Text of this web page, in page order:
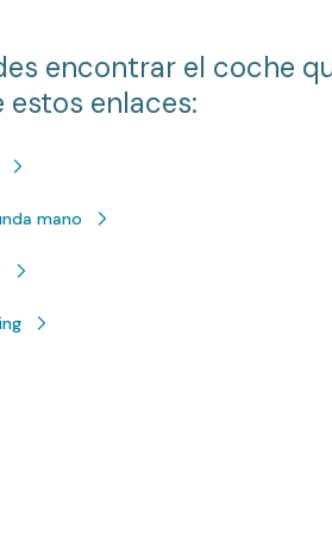
encontrar el coche
estos enlaces:
mano